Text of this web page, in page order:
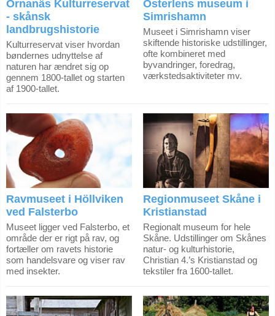
Örnanäs Kulturreservat
- skånsk
landbrugshistorie
Kulturreservat viser hvordan
bøndernes udnyttelse af
naturen har ændret sig op
gennem 1800-tallet og starten
af 1900-tallet.
Österlens museum i
Simrishamn
Museet i Simrishamn viser
skiftende historiske udstillinger,
ofte kombineret med
byvandringer, foredrag,
værkstedsaktiviteter mv.
Ravmuseet i Höllviken
ved Falsterbo
Museet ligger ved Falsterbo, et
område der er rigt på rav, og
fortæller om ravets historie
som handelsvare og viser rav
med insekter.
Regionmuseet Skåne i
Kristianstad
Regionalt museum for hele
Skåne. Udstillinger om Skånes
natur- og kulturhistorie,
Christian 4.’s Kristianstad og
tekstiler fra 1600-tallet.